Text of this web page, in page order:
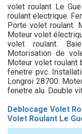
volet roulant Le
roulant electrique.
Porte volet roulant.
Moteur volet
volet roulant.
Motorisation de
Moteur volet roulant
fenetre pvc.
Longroi 28700.
fenetre alu. Double
Deblocage Volet
Volet Roulant Le